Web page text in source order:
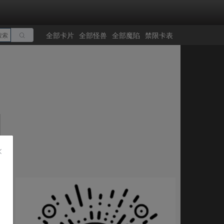
索 全部卡片 全部怪兽 全部魔陷 禁限卡表